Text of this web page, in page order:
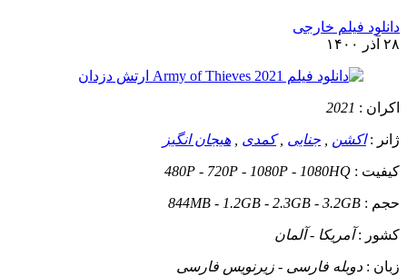
دانلود فیلم خارجی
۲۸ آذر ۱۴۰۰
اکران : 2021
ژانر :اکشن جنایی ,کمدی هیجان انگیز
کیفیت : 480P - 720P - 1080P - 1080HQ
حجم : 844MB - 1.2GB - 2.3GB - 3.2GB
کشور :آمریکا - آلمان
زبان : دوبله فارسی - زیرنویس فارسی